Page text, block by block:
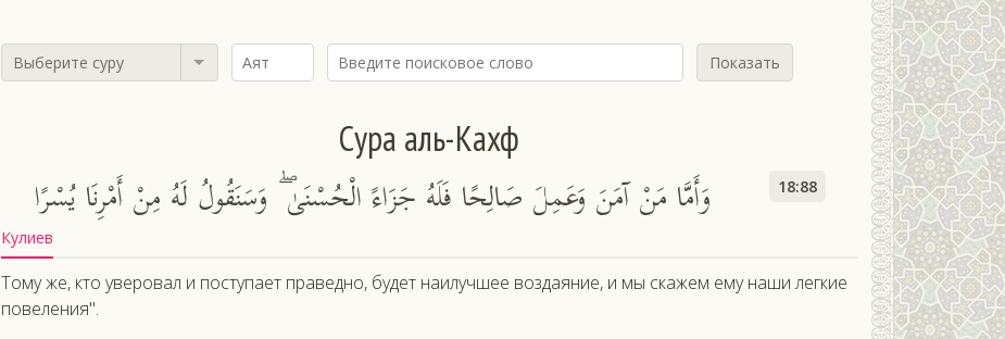
Выберите суру Показать
Сура аль-Кахф
وَأَمَّا مَنْ آمَنَ وَعَمِلَ صَالِحًا فَلَهُ جَزَاءً الْحُسْنَىٰ ۖ وَسَنَقُولُ لَهُ مِنْ أَمْرِنَا يُسْرًا 18:88
Кулиев
Тому же, кто уверовал и поступает праведно, будет наилучшее воздаяние, и мы скажем ему наши легкие
повеления".